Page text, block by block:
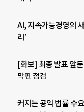
AI, 지속가능경영의
리’
[화보] 최종 발표 앞
막판 점검
커지는 공익 법률 수